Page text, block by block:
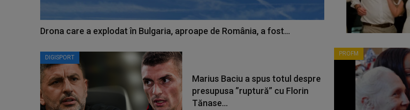
Drona care a explodat în Bulgaria, aproape de România, a fost...
DIGISPORT
Marius Baciu a spus totul despre
presupusa ”ruptură” cu Florin
Tănase...
PROFM